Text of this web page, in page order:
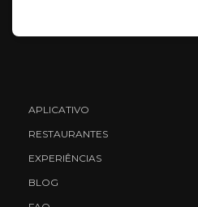
APLICATIVO
RESTAURANTES
EXPERIÊNCIAS
BLOG